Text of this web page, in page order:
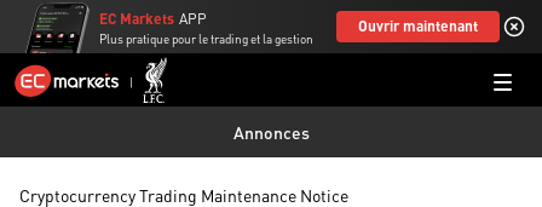
EC Markets APP
Plus pratique pour le trading et la gestion
Ouvrir maintenant
Annonces
Cryptocurrency Trading Maintenance Notice